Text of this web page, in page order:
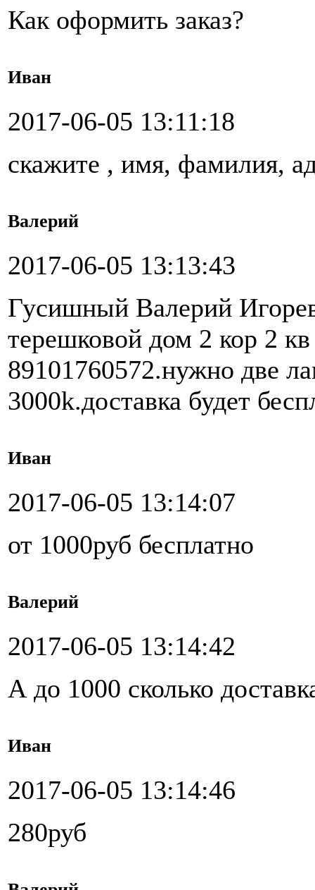
Как оформить заказ?
Иван
2017-06-05 13:11:18
скажите , имя, фамилия,
Валерий
2017-06-05 13:13:43
Гусишный Валерий
терешковой дом 2 кор 2
89101760572.нужно две
3000k.доставка будет
Иван
2017-06-05 13:14:07
от 1000руб бесплатно
Валерий
2017-06-05 13:14:42
А до 1000 сколько
Иван
2017-06-05 13:14:46
280руб